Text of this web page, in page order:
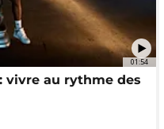
01:54
vivre au rythme des